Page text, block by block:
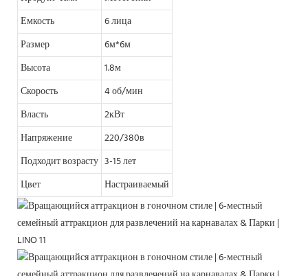
Емкость
6 лица
Размер
6м*6м
Высота
1.8м
Скорость
4 об/мин
Власть
2кВт
Напряжение
220/380в
Подходит возрасту 3-15 лет
Цвет
Настраиваемый